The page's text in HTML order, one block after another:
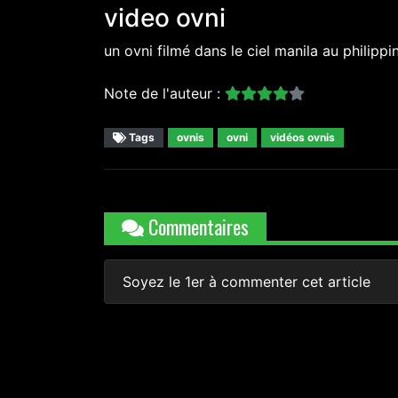
video ovni
un ovni filmé dans le ciel manila au
Note de l'auteur :
Tags ovnis ovni vidéos ovnis
Commentaires
Soyez le 1er à commenter cet article